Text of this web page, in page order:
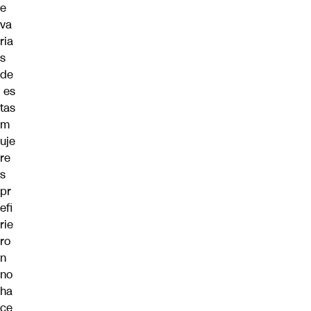
e
va
ria
s
de
es
tas
m
uje
re
s
pr
efi
rie
ro
n
no
ha
ce